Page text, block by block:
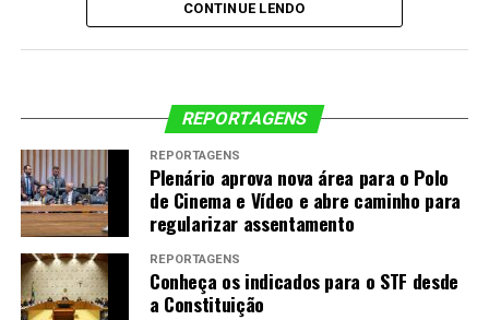
Para conferir o calendário completo, as regras
atualizadas e outras informações oficiais sobre as
Calendário Eleitoral.
CONTINUE LENDO
REPORTAGENS
REPORTAGENS
Plenário aprova nova área para o Polo
de Cinema e Vídeo e abre caminho para
regularizar assentamento
REPORTAGENS
Conheça os indicados para o STF desde
a Constituição